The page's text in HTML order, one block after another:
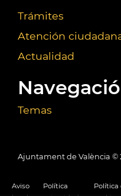
Trámites
Atención
Actualidad
Temas
Ajuntament de València ©
Aviso
Política
Política